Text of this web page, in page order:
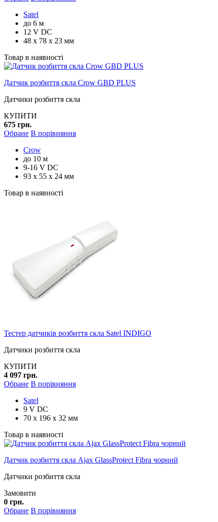
Satel
до 6 м
12 V DC
48 x 78 x 23 мм
Товар в наявності
Датчик розбиття скла Crow GBD PLUS
Датчики розбиття скла
КУПИТИ
675 грн.
Обране В порівняння
Crow
до 10 м
9-16 V DC
93 x 55 x 24 мм
Товар в наявності
Тестер датчиків розбиття скла Satel INDIGO
Датчики розбиття скла
КУПИТИ
4 097 грн.
Обране В порівняння
Satel
9 V DC
70 x 196 x 32 мм
Товар в наявності
Датчик розбиття скла Ajax GlassProtect Fibra чорний
Датчики розбиття скла
Замовити
0 грн.
Обране В порівняння